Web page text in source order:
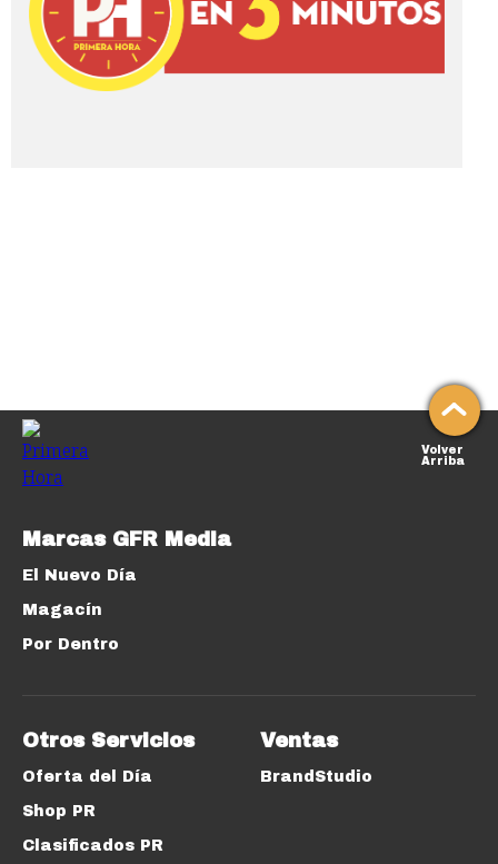
Volver
Arriba
Marcas GFR Media
El Nuevo Día
Magacín
Por Dentro
Otros Servicios
Oferta del Día
Shop PR
Clasificados PR
Ventas
BrandStudio